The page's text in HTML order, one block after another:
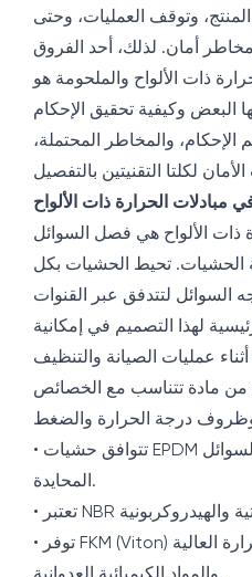
وتوقف العمليات، وحتى
أمان. لذلك، أحد الفروق
ذات الألواح والملحومة هو
والمخاطر المحتملة،
الحرارة ذات الألواح
ذات الألواح هي فصل السوائل
تحيط الحشيات بكل
السوائل لتتدفق عبر القنوات
لهذا التصميم في إمكانية
من مادة تتناسب مع الخصائص
• تتوافق حشيات EPDM مع الماء الساخن، والبخار، والسوائل
المحايدة.
• توفر FKM (Viton) مقاومة عالية ضد درجات الحرارة العالية